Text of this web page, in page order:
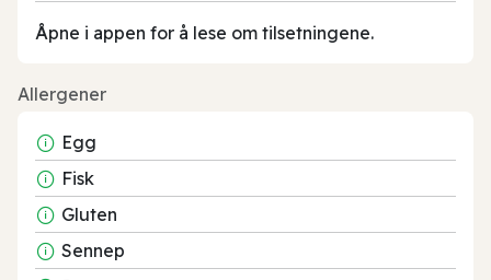
Åpne i appen for å lese om tilsetningene.
Allergener
Egg
Fisk
Gluten
Sennep